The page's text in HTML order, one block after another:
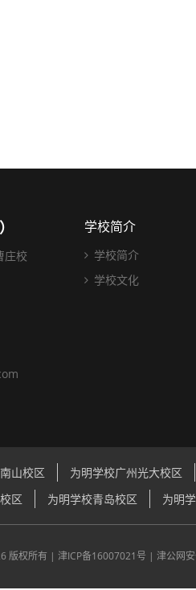
庄校
学校简介
学校简介
学校文化
山校区 为明学校广州光大校区
区
为明学校青岛校区 为明
版权所有 | 津ICP备16007021号 | 津公网